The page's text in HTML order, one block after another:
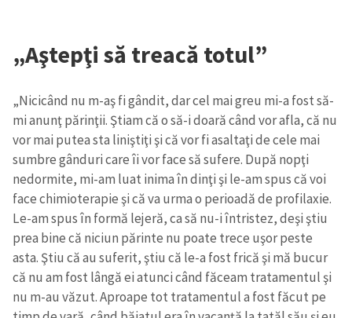
„Aştepţi să treacă totul”
„Nicicând nu m-aş fi gândit, dar cel mai greu mi-a fost să-
mi anunţ părinţii. Ştiam că o să-i doară când vor afla, că nu
vor mai putea sta liniştiţi şi că vor fi asaltaţi de cele mai
sumbre gânduri care îi vor face să sufere. După nopţi
nedormite, mi-am luat inima în dinţi şi le-am spus că voi
face chimioterapie şi că va urma o perioadă de profilaxie.
Le-am spus în formă lejeră, ca să nu-i întristez, deşi ştiu
prea bine că niciun părinte nu poate trece uşor peste
asta. Ştiu că au suferit, ştiu că le-a fost frică şi mă bucur
că nu am fost lângă ei atunci când făceam tratamentul şi
nu m-au văzut. Aproape tot tratamentul a fost făcut pe